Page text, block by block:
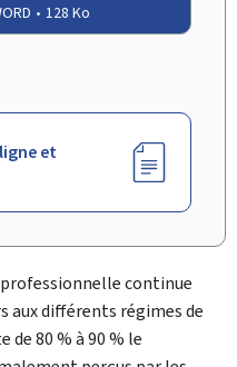
128 Ko
et
continue
aux différents régimes de
80 % à 90 % le